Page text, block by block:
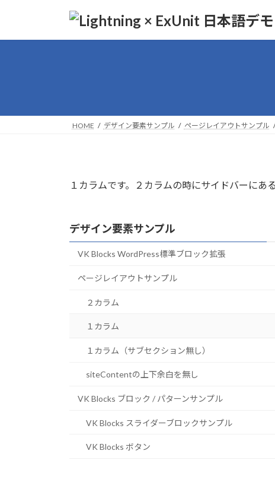
HOME デザイン要素サンプル ページレイアウトサンプル
１カラムです。２カラムの時にサイドバーにあ
デザイン要素サンプル
VK Blocks WordPress標準ブロック拡張
ページレイアウトサンプル
２カラム
１カラム
１カラム（サブセクション無し）
siteContentの上下余白を無し
VK Blocks ブロック / パターンサンプル
VK Blocks スライダーブロックサンプル
VK Blocks ボタン